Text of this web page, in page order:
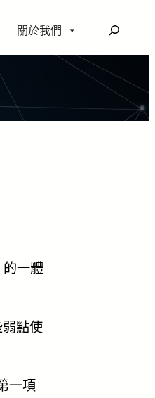
關於我們
搜
尋
一體
點使
一項